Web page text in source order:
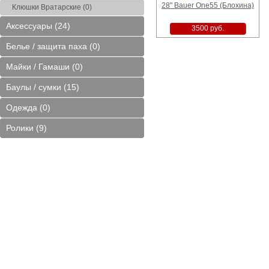
Клюшки Вратарские (0)
Аксессуары (24)
Белье / защита паха (0)
Майки / Гамаши (0)
Баулы / сумки (15)
Одежда (0)
Ролики (9)
28" Bauer One55 (Блохина)
3500 руб.